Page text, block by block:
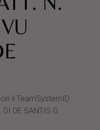
il TeamSystemID
DI DE SANTIS G